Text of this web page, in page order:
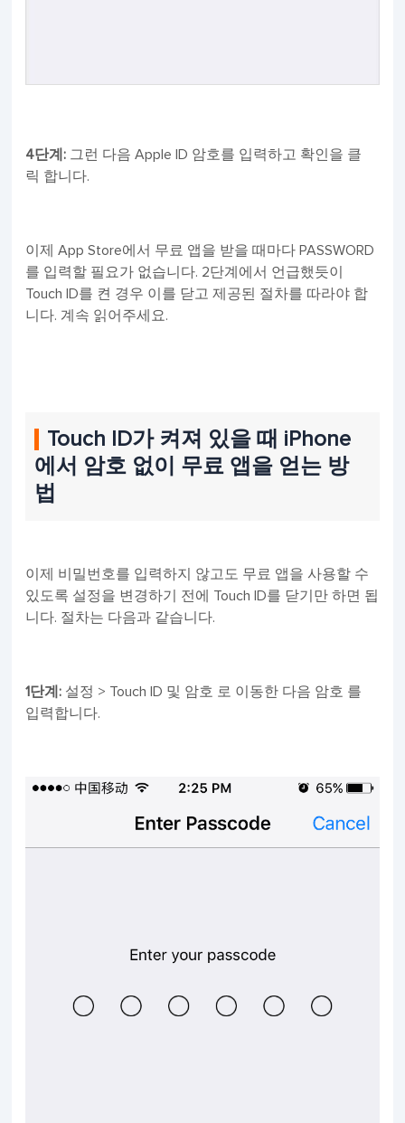
4단계: 그런 다음 Apple ID 암호를 입력하고 확인을 클
릭 합니다.
이제 App Store에서 무료 앱을 받을 때마다 PASSWORD
를 입력할 필요가 없습니다. 2단계에서 언급했듯이
Touch ID를 켠 경우 이를 닫고 제공된 절차를 따라야 합
니다. 계속 읽어주세요.
Touch ID가 켜져 있을 때 iPhone
에서 암호 없이 무료 앱을 얻는 방
법
이제 비밀번호를 입력하지 않고도 무료 앱을 사용할 수
있도록 설정을 변경하기 전에 Touch ID를 닫기만 하면 됩
니다. 절차는 다음과 같습니다.
1단계: 설정 > Touch ID 및 암호 로 이동한 다음 암호 를
입력합니다.